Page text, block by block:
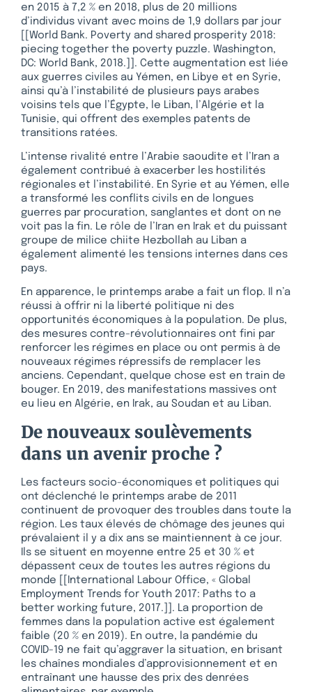
en 2015 à 7,2 % en 2018, plus de 20 millions
d’individus vivant avec moins de 1,9 dollars par jour
[[World Bank. Poverty and shared prosperity 2018:
piecing together the poverty puzzle. Washington,
DC: World Bank, 2018.]]. Cette augmentation est liée
aux guerres civiles au Yémen, en Libye et en Syrie,
ainsi qu’à l’instabilité de plusieurs pays arabes
voisins tels que l’Égypte, le Liban, l’Algérie et la
Tunisie, qui offrent des exemples patents de
transitions ratées.
L’intense rivalité entre l’Arabie saoudite et l’Iran a
également contribué à exacerber les hostilités
régionales et l’instabilité. En Syrie et au Yémen, elle
a transformé les conflits civils en de longues
guerres par procuration, sanglantes et dont on ne
voit pas la fin. Le rôle de l’Iran en Irak et du puissant
groupe de milice chiite Hezbollah au Liban a
également alimenté les tensions internes dans ces
pays.
En apparence, le printemps arabe a fait un flop. Il n’a
réussi à offrir ni la liberté politique ni des
opportunités économiques à la population. De plus,
des mesures contre-révolutionnaires ont fini par
renforcer les régimes en place ou ont permis à de
nouveaux régimes répressifs de remplacer les
anciens. Cependant, quelque chose est en train de
bouger. En 2019, des manifestations massives ont
eu lieu en Algérie, en Irak, au Soudan et au Liban.
De nouveaux soulèvements
dans un avenir proche ?
Les facteurs socio-économiques et politiques qui
ont déclenché le printemps arabe de 2011
continuent de provoquer des troubles dans toute la
région. Les taux élevés de chômage des jeunes qui
prévalaient il y a dix ans se maintiennent à ce jour.
Ils se situent en moyenne entre 25 et 30 % et
dépassent ceux de toutes les autres régions du
monde [[International Labour Office, « Global
Employment Trends for Youth 2017: Paths to a
better working future, 2017.]]. La proportion de
femmes dans la population active est également
faible (20 % en 2019). En outre, la pandémie du
COVID-19 ne fait qu’aggraver la situation, en brisant
les chaînes mondiales d’approvisionnement et en
entraînant une hausse des prix des denrées